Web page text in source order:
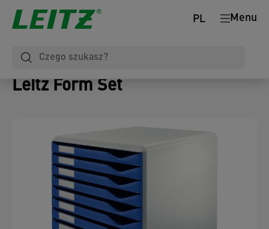
Menu
PL
Leitz Form Set